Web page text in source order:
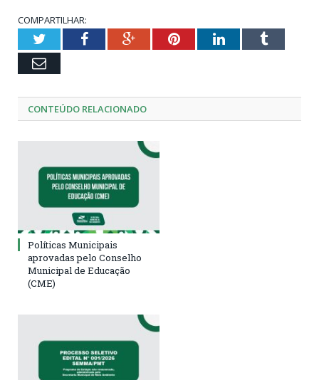
COMPARTILHAR:
TwitterFacebookGoogle+PinterestLinkedInTumblr
Email
CONTEÚDO RELACIONADO
Políticas Municipais
aprovadas pelo Conselho
Municipal de Educação
(CME)